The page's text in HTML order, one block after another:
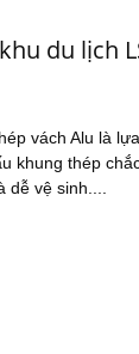
du lịch
vách Alu là
khung thép
vệ sinh....